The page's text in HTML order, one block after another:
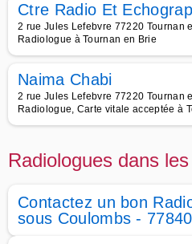
Ctre Radio Et
2 rue Jules Lefebvre 77220 Tournan
Radiologue à Tournan en Brie
Naima Chabi
2 rue Jules Lefebvre 77220 Tournan
Radiologue, Carte vitale acceptée à
Radiologues dans
Contactez un bon
sous Coulombs -